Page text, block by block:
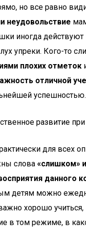
но все равно
неудовольствие
иногда действуют
упреки. Кого-то
плохих отметок
отличной
успешностью.
развитие
для всех
слова «слишком»
данного
детям можно
хорошо учиться,
в том режиме, в